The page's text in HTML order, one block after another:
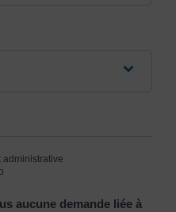
administrative
aucune demande liée à